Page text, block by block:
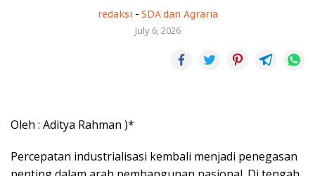
redaksi - SDA dan Agraria
July 6, 2026
Oleh : Aditya Rahman )*
Percepatan industrialisasi kembali menjadi penegasan